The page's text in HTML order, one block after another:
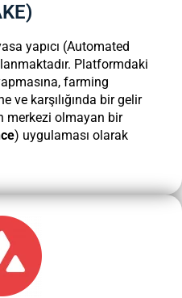
yapıcı (Automated
Platformdaki
farming
ve karşılığında bir gelir
merkezi olmayan bir
) uygulaması olarak